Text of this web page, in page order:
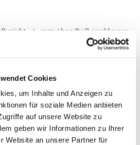
Cookies
um Inhalte und Anzeigen zu
für soziale Medien anbieten
auf unsere Website zu
geben wir Informationen zu Ihrer
Website an unsere Partner für
| rom / handball-world.news
vertagt - Füchse
in Flensburg
Auftritt der Füchse Berlin gegen
Löwen fehlt den Füchsen noch
Qualifikation. Den
die Füchse bei der SG
allerdings nicht nutzen. Der
Meister gab von Beginn an